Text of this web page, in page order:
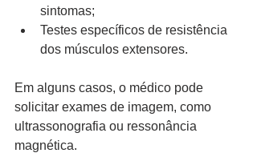
sintomas;
Testes específicos de resistência
dos músculos extensores.
Em alguns casos, o médico pode
solicitar exames de imagem, como
ultrassonografia ou ressonância
magnética.